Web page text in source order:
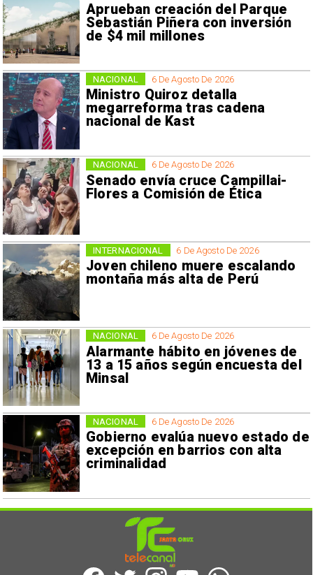
Aprueban creación del Parque
Sebastián Piñera con inversión
de $4 mil millones
6 De Agosto De 2026
Ministro Quiroz detalla
megarreforma tras cadena
nacional de Kast
NACIONAL
6 De Agosto De 2026
Senado envía cruce Campillai-
Flores a Comisión de Ética
NACIONAL
6 De Agosto De 2026
Joven chileno muere escalando
montaña más alta de Perú
INTERNACIONAL
6 De Agosto De 2026
Alarmante hábito en jóvenes de
13 a 15 años según encuesta del
Minsal
NACIONAL
6 De Agosto De 2026
Gobierno evalúa nuevo estado de
excepción en barrios con alta
criminalidad
NACIONAL